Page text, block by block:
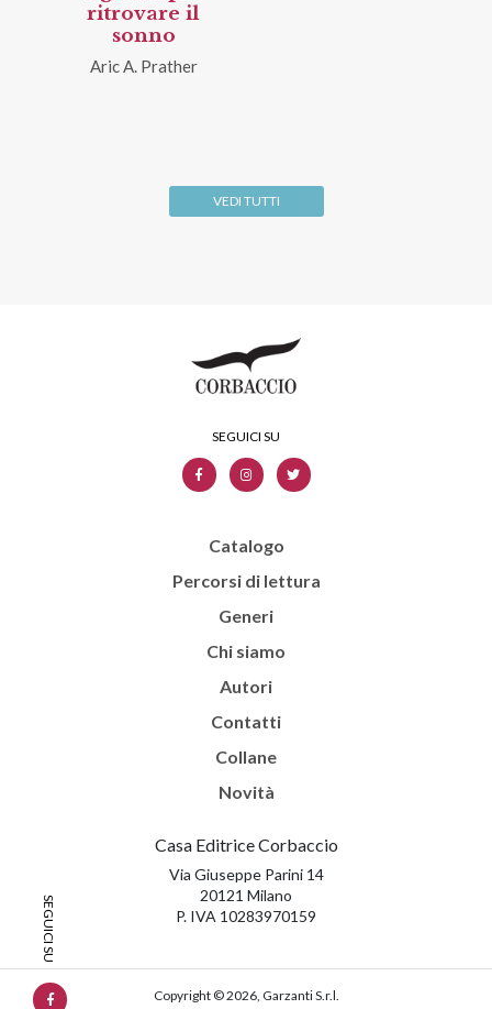
ritrovare il
sonno
Aric A. Prather
VEDI TUTTI
Catalogo
Percorsi di lettura
Generi
Chi siamo
Autori
Contatti
Collane
Novità
Casa Editrice Corbaccio
Via Giuseppe Parini 14
20121 Milano
P. IVA 10283970159
Copyright © 2026, Garzanti S.r.l.